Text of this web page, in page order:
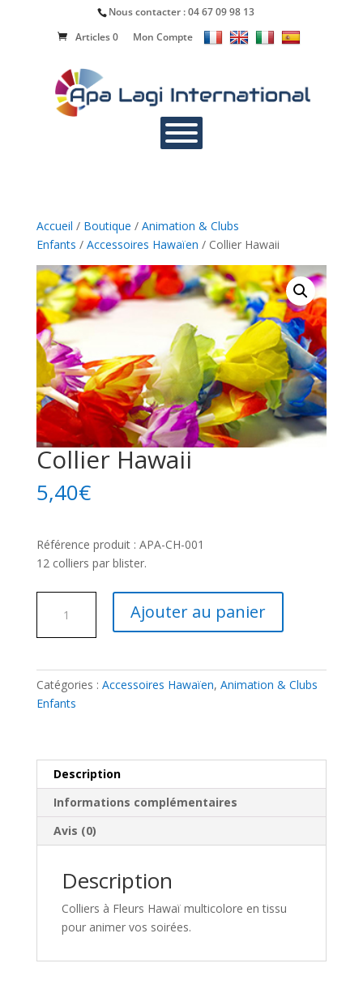
Nous contacter :04 67 09 98 13
Articles 0
Mon Compte
Accueil / Boutique / Animation & Clubs
Enfants / Accessoires Hawaïen / Collier Hawaii
Collier Hawaii
5,40€
Référence produit : APA-CH-001
12 colliers par blister.
Collier
Ajouter au panier
Catégories : Accessoires Hawaïen, Animation & Clubs
Enfants
Description
Informations complémentaires
Avis (0)
Description
Colliers à Fleurs Hawaï multicolore en tissu
pour animer vos soirées.